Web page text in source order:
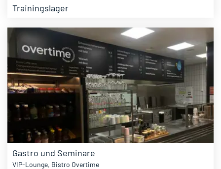
Trainingslager
Gastro und Seminare
VIP-Lounge, Bistro Overtime